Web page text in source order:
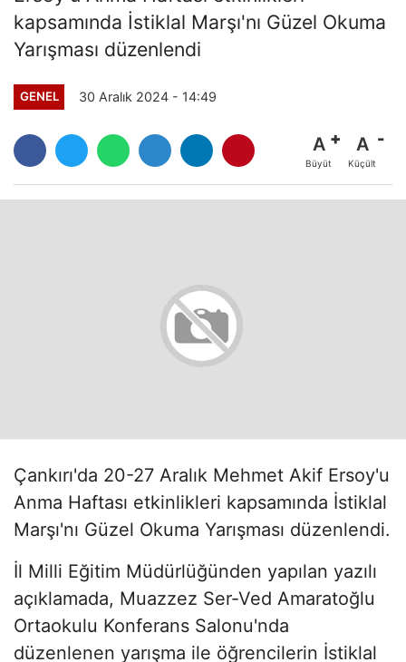
kapsamında İstiklal Marşı'nı Güzel Okuma
Yarışması düzenlendi
GENEL 30 Aralık 2024 - 14:49
A
Büyüt
A
Küçült
Çankırı'da 20-27 Aralık Mehmet Akif Ersoy'u
Anma Haftası etkinlikleri kapsamında İstiklal
Marşı'nı Güzel Okuma Yarışması düzenlendi.
İl Milli Eğitim Müdürlüğünden yapılan yazılı
açıklamada, Muazzez Ser-Ved Amaratoğlu
Ortaokulu Konferans Salonu'nda
düzenlenen yarışma ile öğrencilerin İstiklal